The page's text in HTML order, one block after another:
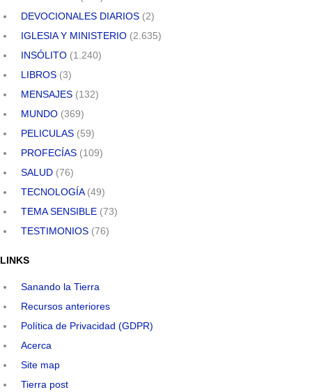
DEVOCIONALES DIARIOS (2)
IGLESIA Y MINISTERIO (2.635)
INSÓLITO (1.240)
LIBROS (3)
MENSAJES (132)
MUNDO (369)
PELICULAS (59)
PROFECÍAS (109)
SALUD (76)
TECNOLOGÍA(49)
TEMA SENSIBLE (73)
TESTIMONIOS (76)
LINKS
Sanando la Tierra
Recursos anteriores
Política de Privacidad (GDPR)
Acerca
Site map
Tierra post